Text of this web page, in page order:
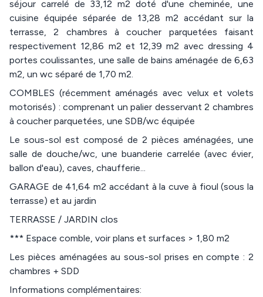
séjour carrelé de 33,12 m2 doté d'une cheminée, une
cuisine équipée séparée de 13,28 m2 accédant sur la
terrasse, 2 chambres à coucher parquetées faisant
respectivement 12,86 m2 et 12,39 m2 avec dressing 4
portes coulissantes, une salle de bains aménagée de 6,63
m2, un wc séparé de 1,70 m2.
COMBLES (récemment aménagés avec velux et volets
motorisés) : comprenant un palier desservant 2 chambres
à coucher parquetées, une SDB/wc équipée
Le sous-sol est composé de 2 pièces aménagées, une
salle de douche/wc, une buanderie carrelée (avec évier,
ballon d'eau), caves, chaufferie...
GARAGE de 41,64 m2 accédant à la cuve à fioul (sous la
terrasse) et au jardin
TERRASSE / JARDIN clos
*** Espace comble, voir plans et surfaces > 1,80 m2
Les pièces aménagées au sous-sol prises en compte : 2
chambres + SDD
Informations complémentaires: